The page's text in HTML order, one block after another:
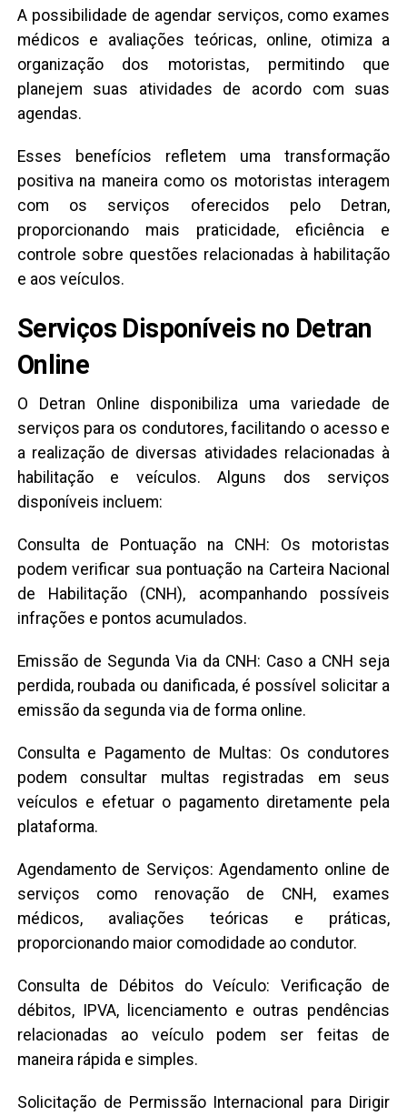
A possibilidade de agendar serviços, como exames
médicos e avaliações teóricas, online, otimiza a
organização dos motoristas, permitindo que
planejem suas atividades de acordo com suas
agendas.
Esses benefícios refletem uma transformação
positiva na maneira como os motoristas interagem
com os serviços oferecidos pelo Detran,
proporcionando mais praticidade, eficiência e
controle sobre questões relacionadas à habilitação
e aos veículos.
Serviços Disponíveis no Detran
Online
O Detran Online disponibiliza uma variedade de
serviços para os condutores, facilitando o acesso e
a realização de diversas atividades relacionadas à
habilitação e veículos. Alguns dos serviços
disponíveis incluem:
Consulta de Pontuação na CNH: Os motoristas
podem verificar sua pontuação na Carteira Nacional
de Habilitação (CNH), acompanhando possíveis
infrações e pontos acumulados.
Emissão de Segunda Via da CNH: Caso a CNH seja
perdida, roubada ou danificada, é possível solicitar a
emissão da segunda via de forma online.
Consulta e Pagamento de Multas: Os condutores
podem consultar multas registradas em seus
veículos e efetuar o pagamento diretamente pela
plataforma.
Agendamento de Serviços: Agendamento online de
serviços como renovação de CNH, exames
médicos, avaliações teóricas e práticas,
proporcionando maior comodidade ao condutor.
Consulta de Débitos do Veículo: Verificação de
débitos, IPVA, licenciamento e outras pendências
relacionadas ao veículo podem ser feitas de
maneira rápida e simples.
Solicitação de Permissão Internacional para Dirigir